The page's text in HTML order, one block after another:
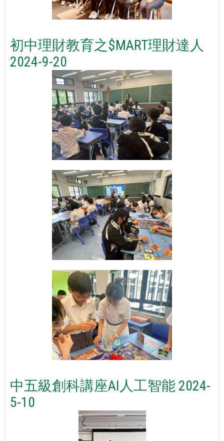
初中理財教育之$MART理財達人
2024-9-20
中五級創科講座AI人工智能 2024-
5-10